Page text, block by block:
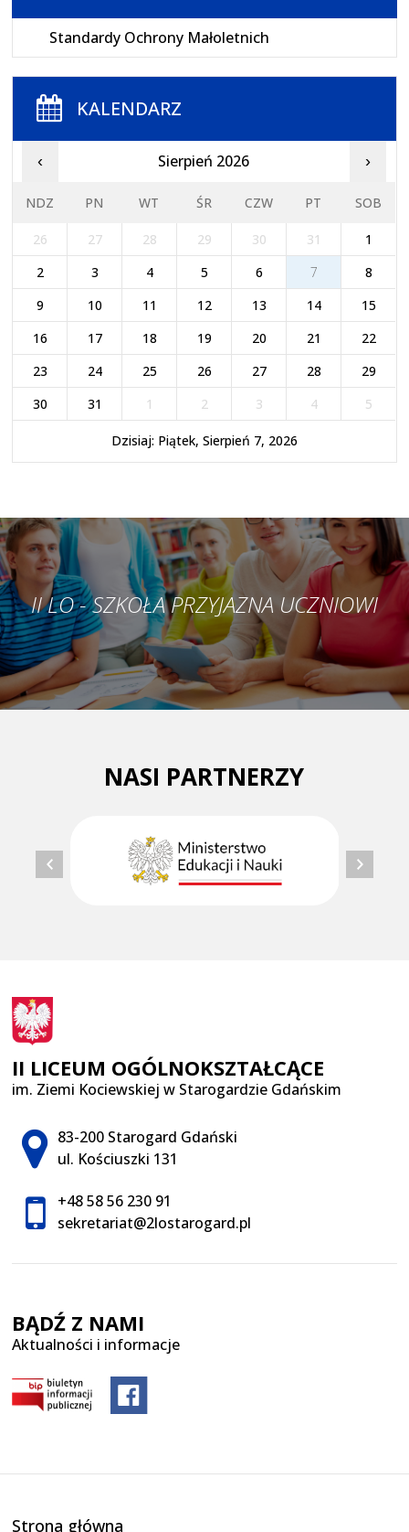
Standardy Ochrony Małoletnich
KALENDARZ
‹ Sierpień 2026 ›
NDZ PN WT ŚR CZW PT SOB
26 27 28 29 30 31
1
2
3 4 5 6 7
8
9
10 11 12 13 14
15
16
17 18 19 20 21
22
23
24 25 26 27 28
29
30
31 1 2 3 4 5
Dzisiaj: Piątek, Sierpień 7, 2026
II LO - SZKOŁA PRZYJAZNA UCZNIOWI
NASI PARTNERZY
II LICEUM OGÓLNOKSZTAŁCĄCE
im. Ziemi Kociewskiej w Starogardzie Gdańskim
Adres pocztowy:
83-200 Starogard Gdański
ul. Kościuszki 131
+48 58 56 230 91
sekretariat@2lostarogard.pl
BĄDŹ Z NAMI
Aktualności i informacje
Strona główna